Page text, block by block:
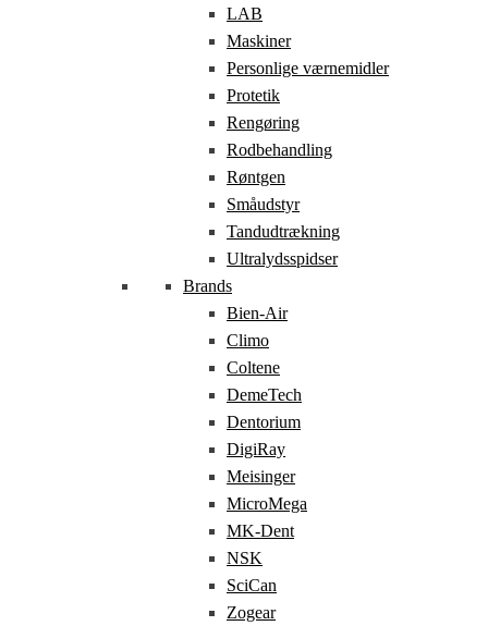
LAB
Maskiner
Personlige værnemidler
Protetik
Rengøring
Rodbehandling
Røntgen
Småudstyr
Tandudtrækning
Ultralydsspidser
Brands
Bien-Air
Climo
Coltene
DemeTech
Dentorium
DigiRay
Meisinger
MicroMega
MK-Dent
NSK
SciCan
Zogear